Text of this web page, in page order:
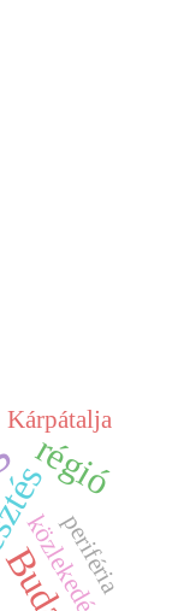
régió
közlekedés
periféria
Kárpátalja